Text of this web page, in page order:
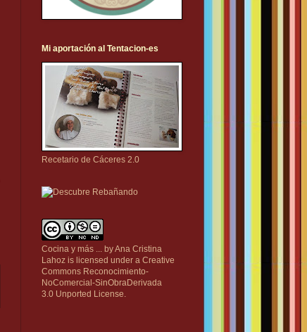
Mi aportación al Tentacion-es
Recetario de Cáceres 2.0
Cocina y más ... byAna Cristina
Lahoz is licensed under a Creative
Commons Reconocimiento-
NoComercial-SinObraDerivada
3.0 Unported License